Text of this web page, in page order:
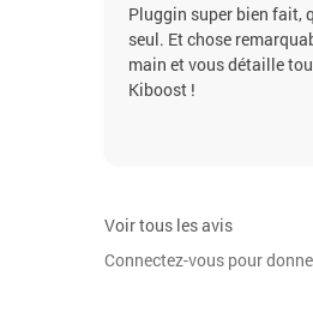
Pluggin super bien fait,
seul. Et chose
main et vous détaille
Kiboost !
Voir tous les avis
Connectez-vous pour